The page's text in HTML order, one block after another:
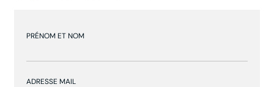
PRÉNOM ET NOM
ADRESSE MAIL